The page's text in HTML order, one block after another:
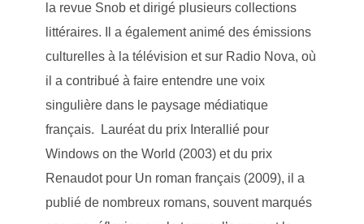
la revue Snob et dirigé plusieurs collections
littéraires. Il a également animé des émissions
culturelles à la télévision et sur Radio Nova, où
il a contribué à faire entendre une voix
singulière dans le paysage médiatique
français. Lauréat du prix Interallié pour
Windows on the World (2003) et du prix
Renaudot pour Un roman français (2009), il a
publié de nombreux romans, souvent marqués